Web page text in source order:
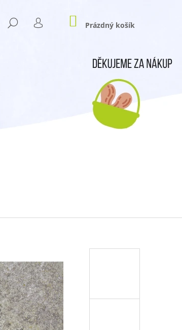
HLEDAT
PŘIHLÁŠENÍ
NÁKUPNÍ
KOŠÍK
Prázdný košík